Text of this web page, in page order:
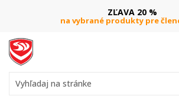
ZĽAVA 20 %
na vybrané produkty pre
Vyhľadaj na stránke